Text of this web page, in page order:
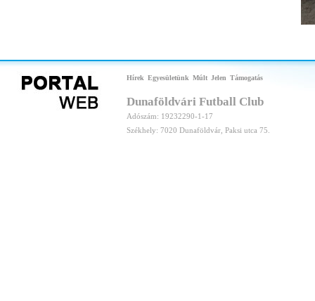
Hírek Egyesületünk Múlt Jelen Támogatás
Dunaföldvári Futball Club
Adószám: 19232290-1-17
Székhely: 7020 Dunaföldvár, Paksi utca 75.